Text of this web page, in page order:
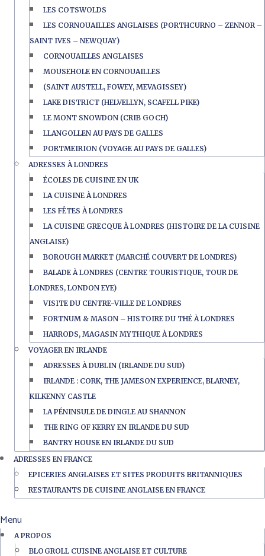
LES COTSWOLDS
LES CORNOUAILLES ANGLAISES (PORTHCURNO – ZENNOR –
SAINT IVES – NEWQUAY)
CORNOUAILLES ANGLAISES
MOUSEHOLE EN CORNOUAILLES
(SAINT AUSTELL, FOWEY, MEVAGISSEY)
LAKE DISTRICT (HELVELLYN, SCAFELL PIKE)
LE MONT SNOWDON (CRIB GOCH)
LLANGOLLEN AU PAYS DE GALLES
PORTMEIRION (VOYAGE AU PAYS DE GALLES)
ADRESSES À LONDRES
ÉCOLES DE CUISINE EN UK
LA CUISINE À LONDRES
LES FÊTES À LONDRES
LA CUISINE GRECQUE À LONDRES (HISTOIRE DE LA CUISINE
ANGLAISE)
BOROUGH MARKET (MARCHÉ COUVERT DE LONDRES)
BALADE À LONDRES (CENTRE TOURISTIQUE, TOUR DE
LONDRES, LONDON EYE)
VISITE DU CENTRE-VILLE DE LONDRES
FORTNUM & MASON – HISTOIRE DU THÉ À LONDRES
HARRODS, MAGASIN MYTHIQUE À LONDRES
VOYAGER EN IRLANDE
ADRESSES À DUBLIN (IRLANDE DU SUD)
IRLANDE : CORK, THE JAMESON EXPERIENCE, BLARNEY,
KILKENNY CASTLE
LA PÉNINSULE DE DINGLE AU SHANNON
THE RING OF KERRY EN IRLANDE DU SUD
BANTRY HOUSE EN IRLANDE DU SUD
ADRESSES EN FRANCE
EPICERIES ANGLAISES ET SITES PRODUITS BRITANNIQUES
RESTAURANTS DE CUISINE ANGLAISE EN FRANCE
Menu
A PROPOS
BLOGROLL CUISINE ANGLAISE ET CULTURE